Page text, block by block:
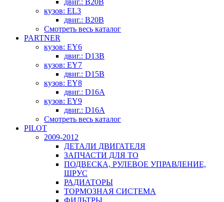
двиг.: B20B
кузов: EL3
двиг.: B20B
Смотреть весь каталог
PARTNER
кузов: EY6
двиг.: D13B
кузов: EY7
двиг.: D15B
кузов: EY8
двиг.: D16A
кузов: EY9
двиг.: D16A
Смотреть весь каталог
PILOT
2009-2012
ДЕТАЛИ ДВИГАТЕЛЯ
ЗАПЧАСТИ ДЛЯ ТО
ПОДВЕСКА, РУЛЕВОЕ УПРАВЛЕНИЕ,
ШРУС
РАДИАТОРЫ
ТОРМОЗНАЯ СИСТЕМА
ФИЛЬТРЫ